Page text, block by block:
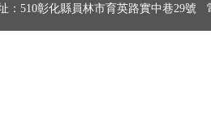
：510彰化縣員林市育英路實中巷29號